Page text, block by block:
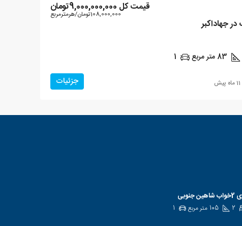
قیمت کل 9,000,000,000تومان
108,000,000تومان /هرمترمربع
83 متر مربع 1
جزئیات 11 ماه پیش
2
105 متر مربع
1